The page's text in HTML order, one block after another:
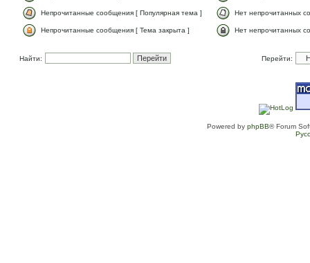
Непрочитанные сообщения [ Популярная тема ] Нет непрочитанных
Непрочитанные сообщения [ Тема закрыта ] Нет непрочитанных
Найти: Перейти:
Powered by phpBB® Forum